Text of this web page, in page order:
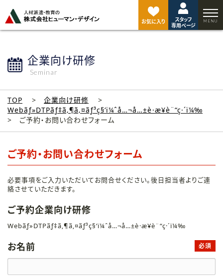
お気に入り
スタッフ
専用ページ
企業向け研修
Seminar
TOP
企業向け研修
Webãƒ»DTPãƒ‡ã‚¶ã‚¤ãƒ³ç§‘ï¼ˆå…¬å…±è·æ¥­è¨“ç·´ï¼‰
ご予約・お問い合わせフォーム
ご予約・お問い合わせフォーム
必要事項をご入力いただいてお問合せください。後日担当者よりご連
絡させていただきます。
ご予約企業向け研修
Webãƒ»DTPãƒ‡ã‚¶ã‚¤ãƒ³ç§‘ï¼ˆå…¬å…±è·æ¥­è¨“ç·´ï¼‰
お名前 必須
ジ
ト